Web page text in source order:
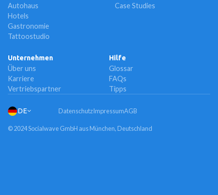
Autohaus
Hotels
Gastronomie
Tattoostudio
Case Studies
Unternehmen
Über uns
Karriere
Vertriebspartner
Hilfe
Glossar
FAQs
Tipps
DE
© 2024 Socialwave GmbH aus München, Deutschland
DatenschutzImpressumAGB